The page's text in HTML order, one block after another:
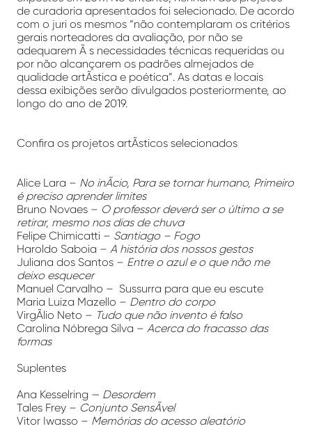
de curadoria apresentados foi selecionado. De acordo
com o juri os mesmos “não contemplaram os critérios
gerais norteadores da avaliação, por não se
adequarem Ã s necessidades técnicas requeridas ou
por não alcançarem os padrões almejados de
qualidade artÃ­stica e poética”. As datas e locais
dessa exibições serão divulgados posteriormente, ao
longo do ano de 2019.
Confira os projetos artÃ­sticos selecionados
Alice Lara – No inÃ­cio, Para se tornar humano, Primeiro
é preciso aprender limites
Bruno Novaes – O professor deverá ser o último a se
retirar, mesmo nos dias de chuva
Felipe Chimicatti – Santiago – Fogo
Haroldo Saboia – A história dos nossos gestos
Juliana dos Santos – Entre o azul e o que não me
deixo esquecer
Manuel Carvalho – Sussurra para que eu escute
Maria Luiza Mazello – Dentro do corpo
VirgÃ­lio Neto – Tudo que não invento é falso
Carolina Nóbrega Silva – Acerca do fracasso das
formas
Suplentes
Ana Kesselring — Desordem
Tales Frey – Conjunto SensÃ­vel
Vitor Iwasso – Memórias do acesso aleatório